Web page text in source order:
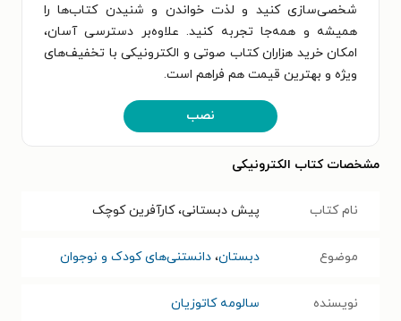
شخصی‌سازی کنید و لذت خواندن و شنیدن کتاب‌ها را
همیشه و همه‌جا تجربه کنید. علاوه‌بر دسترسی آسان،
امکان خرید هزاران کتاب صوتی و الکترونیکی با تخفیف‌های
ویژه و بهترین قیمت هم فراهم است.
نصب
مشخصات کتاب الکترونیکی
نام کتاب پیش دبستانی، کارآفرین کوچک
موضوع دبستان، دانستنی‌های کودک و نوجوان
نویسنده سالومه کاتوزیان